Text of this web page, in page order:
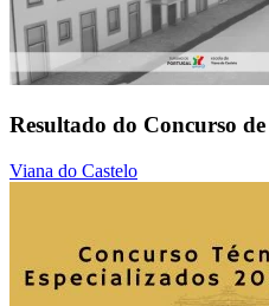
Resultado do Concurso
Viana do Castelo